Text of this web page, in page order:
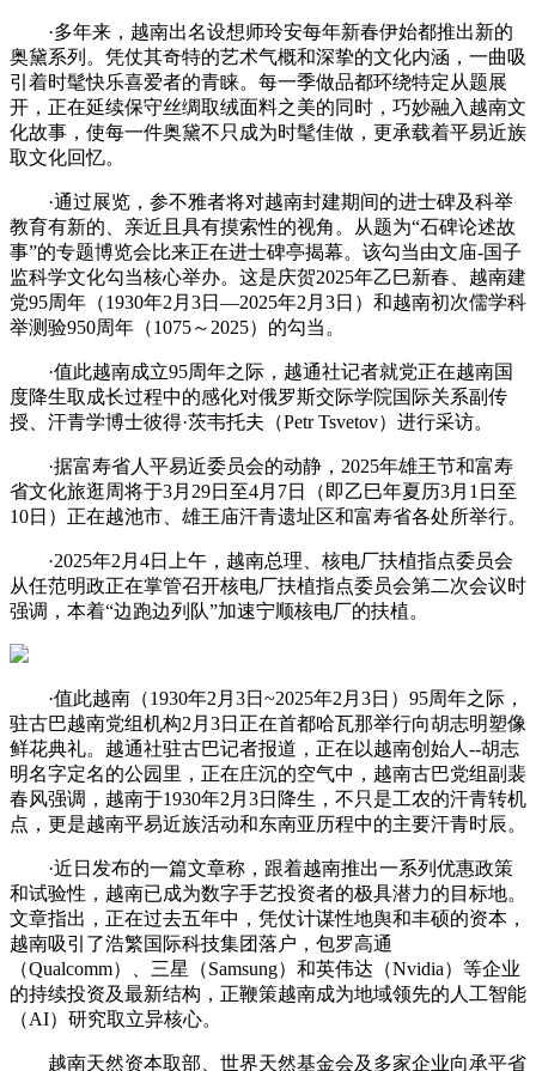
·多年来，越南出名设想师玲安每年新春伊始都推出新的
奥黛系列。凭仗其奇特的艺术气概和深挚的文化内涵，一曲吸
引着时髦快乐喜爱者的青睐。每一季做品都环绕特定从题展
开，正在延续保守丝绸取绒面料之美的同时，巧妙融入越南文
化故事，使每一件奥黛不只成为时髦佳做，更承载着平易近族
取文化回忆。
·通过展览，参不雅者将对越南封建期间的进士碑及科举
教育有新的、亲近且具有摸索性的视角。从题为“石碑论述故
事”的专题博览会比来正在进士碑亭揭幕。该勾当由文庙-国子
监科学文化勾当核心举办。这是庆贺2025年乙巳新春、越南建
党95周年（1930年2月3日—2025年2月3日）和越南初次儒学科
举测验950周年（1075～2025）的勾当。
·值此越南成立95周年之际，越通社记者就党正在越南国
度降生取成长过程中的感化对俄罗斯交际学院国际关系副传
授、汗青学博士彼得·茨韦托夫（Petr Tsvetov）进行采访。
·据富寿省人平易近委员会的动静，2025年雄王节和富寿
省文化旅逛周将于3月29日至4月7日（即乙巳年夏历3月1日至
10日）正在越池市、雄王庙汗青遗址区和富寿省各处所举行。
·2025年2月4日上午，越南总理、核电厂扶植指点委员会
从任范明政正在掌管召开核电厂扶植指点委员会第二次会议时
强调，本着“边跑边列队”加速宁顺核电厂的扶植。
·值此越南（1930年2月3日~2025年2月3日）95周年之际，
驻古巴越南党组机构2月3日正在首都哈瓦那举行向胡志明塑像
鲜花典礼。越通社驻古巴记者报道，正在以越南创始人--胡志
明名字定名的公园里，正在庄沉的空气中，越南古巴党组副裴
春风强调，越南于1930年2月3日降生，不只是工农的汗青转机
点，更是越南平易近族活动和东南亚历程中的主要汗青时辰。
·近日发布的一篇文章称，跟着越南推出一系列优惠政策
和试验性，越南已成为数字手艺投资者的极具潜力的目标地。
文章指出，正在过去五年中，凭仗计谋性地舆和丰硕的资本，
越南吸引了浩繁国际科技集团落户，包罗高通
（Qualcomm）、三星（Samsung）和英伟达（Nvidia）等企业
的持续投资及最新结构，正鞭策越南成为地域领先的人工智能
（AI）研究取立异核心。
越南天然资本取部、世界天然基金会及多家企业向承平省